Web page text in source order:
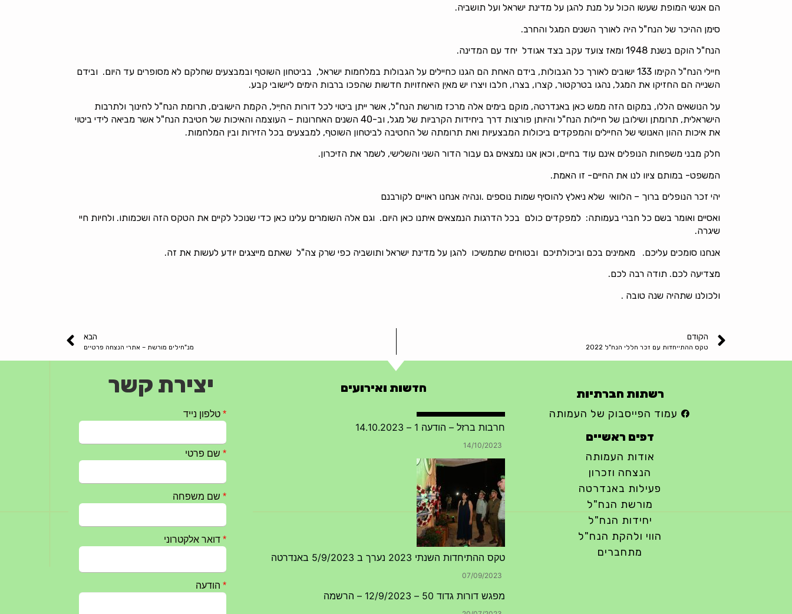
הם אנשי המופת שעשו הכול על מנת להגן על מדינת ישראל ועל תושביה.
סימן ההיכר של הנח"ל היה לאורך השנים המגל והחרב.
הנח"ל הוקם בשנת 1948 ומאז צועד עקב בצד אגודל יחד עם המדינה.
חיילי הנח"ל הקימו 133 ישובים לאורך כל הגבולות, בידם האחת הם הגנו כחיילים על הגבולות במלחמות ישראל, בביטחון השוטף ובמבצעים שחלקם לא מסופרים עד היום. ובידם
השנייה הם החזיקו את המגל, נהגו בטרקטור, קצרו, בצרו, חלבו ויצרו יש מאיִן היאחזויות חדשות שהפכו ברבות הימים ליישובי קבע.
על הנושאים הללו, במקום הזה ממש כאן באנדרטה, מוקם בימים אלה מרכז מורשת הנח"ל, אשר ייתן ביטוי לכל דורות החיִיל, הקמת הישובים, תרומת הנח"ל לחינוך ולתרבות
הישראלית, תרומתן ושילובן של חיילות הנח"ל והיותן פורצות דרך ביחידות הקרביות של מגל, וב-40 השנים האחרונות – העוצמה והאיכות של חטיבת הנח"ל אשר מביאה לידי ביטוי
את איכות ההון האנושי של החיילים והמפקדים ביכולות המבצעיות ואת תרומתה של החטיבה לביטחון השוטף, למבצעים בכל הזירות ובין המלחמות.
חלק מבני משפחות הנופלים אינם עוד בחיים, וכאן אנו נמצאים גם עבור הדור השני והשלישי, לשמר את הזיכרון.
המשפט- במותם ציוו לנו את החיים- זו האמת.
יהי זכר הנופלים ברוך – הלוואי שלא ניאלץ להוסיף שמות נוספים .ונהיה אנחנו ראויים לקורבנם
ואסיים ואומר בשם כל חברי בעמותה: למפקדים כולם בכל הדרגות הנמצאים איתנו כאן היום. וגם אלה השומרים עלינו כאן כדי שנוכל לקיים את הטקס הזה ושכמותו. ולחיות חיי
שיגרה.
אנחנו סומכים עליכם. מאמינים בכם וביכולתיכם ובטוחים שתמשיכו להגן על מדינת ישראל ותושביה כפי שרק צה"ל שאתם מייצגים יודע לעשות את זה.
מצדיעה לכם. תודה רבה לכם.
ולכולנו שתהיה שנה טובה .
הקודם
טקס ההתייחדות עם זכר חללי הנח"ל 2022
הבא
מנ"חילים מורשת – אתרי הנצחה פרטיים
רשתות חברתיות
עמוד הפייסבוק של העמותה
דפים ראשיים
אודות העמותה
הנצחה וזכרון
פעילות באנדרטה
מורשת הנח"ל
יחידות הנח"ל
הווי ולהקת הנח"ל
מתחברים
חדשות ואירועים
טקס ההתיחדות השנתי 2023 נערך ב 5/9/2023 באנדרטה
07/09/2023
יצירת קשר